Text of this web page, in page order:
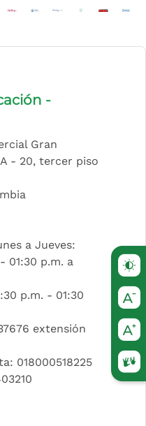
(Este
pestaña)
nueva pestaña)
una nueva pestaña)
una nueva pestaña)
abrirá una nueva
enlace abrirá una nueva
(Este enlace abrirá una
(Este enlace abrirá
(Este enlace
(Este enlace
(Este(Este
-
Gran
- 20, tercer piso
a Jueves:
01:30 p.m. a
p.m. - 01:30
extensión
018000518225